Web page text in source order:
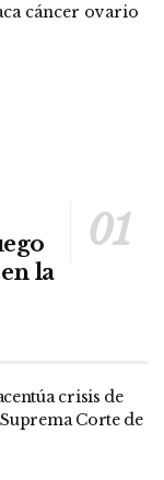
cáncer ovario
la
crisis de
Corte de